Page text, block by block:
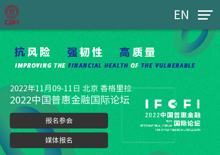
EN
2022年11月09-11日 北京 香格里拉
2022中国普惠金融国际论坛
报名参会
媒体报名